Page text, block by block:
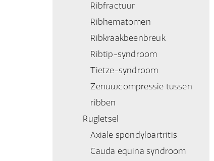
Ribfractuur
Ribhematomen
Ribkraakbeenbreuk
Ribtip-syndroom
Tietze-syndroom
Zenuwcompressie tussen
ribben
Rugletsel
Axiale spondyloartritis
Cauda equina syndroom